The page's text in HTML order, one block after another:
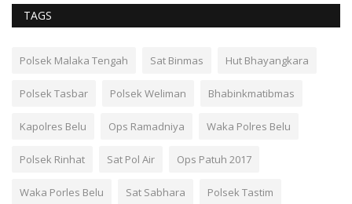
TAGS
Polsek Malaka Tengah Sat Binmas Hut Bhayangkara
Polsek Tasbar Polsek Weliman Bhabinkmatibmas
Kapolres Belu Ops Ramadniya Waka Polres Belu
Polsek Rinhat Sat Pol Air Ops Patuh 2017
Waka Porles Belu Sat Sabhara Polsek Tastim